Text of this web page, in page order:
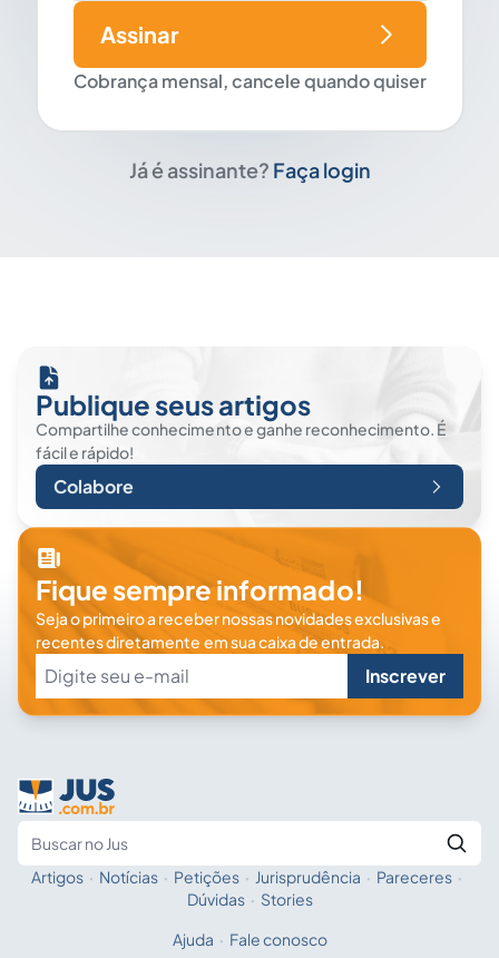
Cobrança mensal, cancele quando quiser
Assinar
Já é assinante? Faça login
Publique seus artigos
Compartilhe conhecimento e ganhe reconhecimento. É
fácil e rápido!
Colabore
Fique sempre informado!
Seja o primeiro a receber nossas novidades exclusivas e
recentes diretamente em sua caixa de entrada.
Inscrever
Fale com a IA
Artigos · Notícias · Petições · Jurisprudência · Pareceres ·
Dúvidas · Stories
Ajuda · Fale conosco